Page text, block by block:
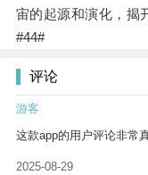
宙的起源和演化，揭
#44#
评论
游客
这款app的用户评论非常
2025-08-29